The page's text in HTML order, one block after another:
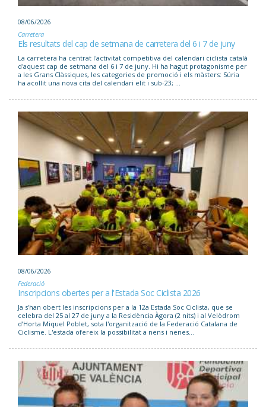
08/06/2026
Carretera
Els resultats del cap de setmana de carretera del 6 i 7 de juny
La carretera ha centrat l'activitat competitiva del calendari ciclista català
d'aquest cap de setmana del 6 i 7 de juny. Hi ha hagut protagonisme per
a les Grans Clàssiques, les categories de promoció i els màsters: Súria
ha acollit una nova cita del calendari elit i sub-23; ...
08/06/2026
Federació
Inscripcions obertes per a l'Estada Soc Ciclista 2026
Ja s'han obert les inscripcions per a la 12a Estada Soc Ciclista, que se
celebra del 25 al 27 de juny a la Residència Àgora (2 nits) i al Velòdrom
d’Horta Miquel Poblet, sota l'organització de la Federació Catalana de
Ciclisme. L'estada ofereix la possibilitat a nens i nenes...